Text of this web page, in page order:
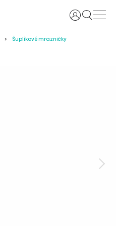
Prihlásiť sa
Šuplíkové mrazničky